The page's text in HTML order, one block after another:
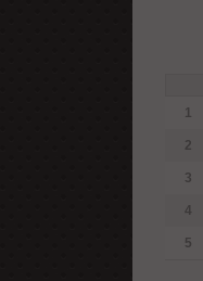
1
2
3
4
5